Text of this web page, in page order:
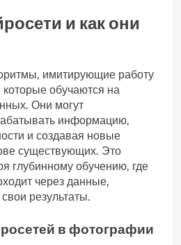
и как они
имитирующие работу
которые обучаются на
Они могут
информацию,
и создавая новые
существующих. Это
глубинному обучению, где
через данные,
результаты.
в фотографии